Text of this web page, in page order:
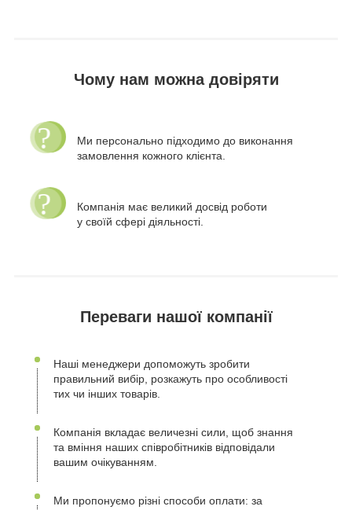
Чому нам можна довіряти
Ми персонально підходимо до виконання
замовлення кожного клієнта.
Компанія має великий досвід роботи
у своїй сфері діяльності.
Переваги нашої компанії
Наші менеджери допоможуть зробити
правильний вибір, розкажуть про особливості
тих чи інших товарів.
Компанія вкладає величезні сили, щоб знання
та вміння наших співробітників відповідали
вашим очікуванням.
Ми пропонуємо різні способи оплати: за